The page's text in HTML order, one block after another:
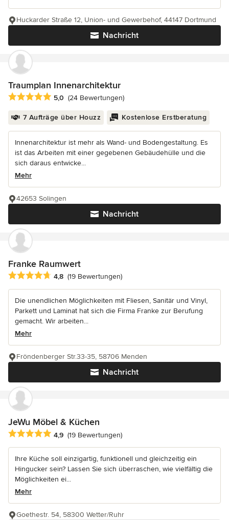
Nachricht
Huckarder Straße 12, Union- und Gewerbehof, 44147 Dortmund
Traumplan Innenarchitektur
Durchschnittliche Bewertung: 5 von 5 Sternen
5,0 (24 Bewertungen)
7 Aufträge über Houzz Kostenlose Erstberatung
Innenarchitektur ist mehr als Wand- und Bodengestaltung. Es
ist das Arbeiten mit einer gegebenen Gebäudehülle und die
sich daraus entwicke...
Mehr
Nachricht
42653 Solingen
Franke Raumwert
Durchschnittliche Bewertung: 4.8 von 5 Sternen
4,8 (19 Bewertungen)
Die unendlichen Möglichkeiten mit Fliesen, Sanitär und Vinyl,
Parkett und Laminat hat sich die Firma Franke zur Berufung
gemacht. Wir arbeiten...
Mehr
Nachricht
Fröndenberger Str.33-35, 58706 Menden
JeWu Möbel & Küchen
Durchschnittliche Bewertung: 4.9 von 5 Sternen
4,9 (19 Bewertungen)
Ihre Küche soll einzigartig, funktionell und gleichzeitig ein
Hingucker sein? Lassen Sie sich überraschen, wie vielfältig die
Möglichkeiten ei...
Mehr
Goethestr. 54, 58300 Wetter/Ruhr